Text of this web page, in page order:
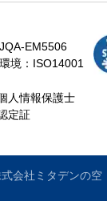
EM5506
環境：ISO14001
人情報保護士
定証
会社ミタデンの空